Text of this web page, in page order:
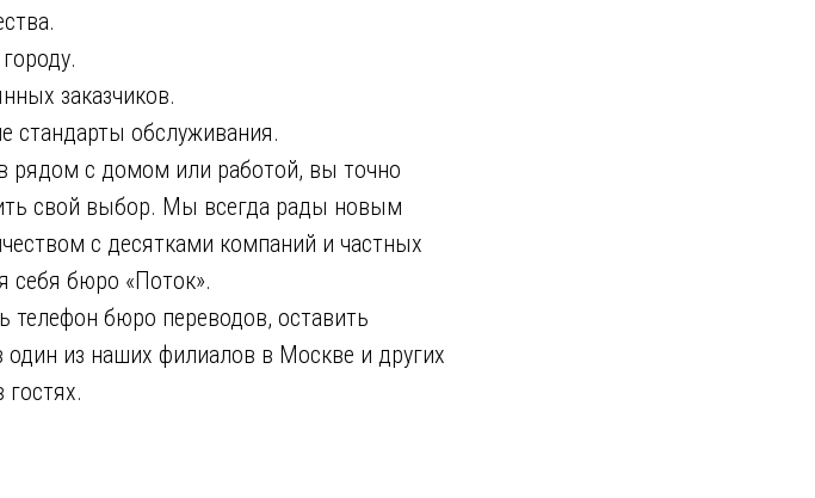
заказчиков.
обслуживания.
рядом с домом или работой, вы точно
свой выбор. Мы всегда рады новым
с десятками компаний и частных
себя бюро «Поток».
телефон бюро переводов, оставить
один из наших филиалов в Москве и других